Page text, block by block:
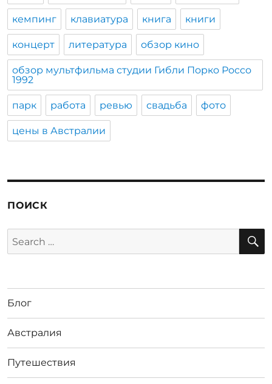
кемпинг клавиатура книга книги
концерт литература обзор кино
обзор мультфильма студии Гибли Порко Россо
1992
парк работа ревью свадьба фото
цены в Австралии
ПОИСК
Search
for:
Блог
Австралия
Путешествия